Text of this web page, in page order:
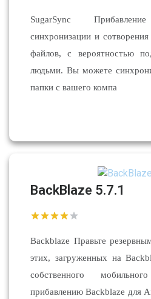
SugarSync
синхронизации и
файлов, с вероятностью
людьми. Вы можете
папки с вашего компа
BackBlaze 5.7.1
Backblaze Правьте
этих, загруженных на
собственного
прибавлению Backblaze для